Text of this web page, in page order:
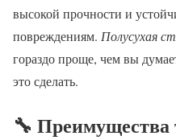
высокой прочности и
повреждениям. Полусухая
гораздо проще, чем вы
это сделать.
🔧 Преимущества